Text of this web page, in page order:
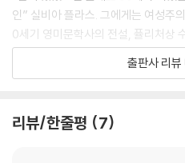
인” 실비아 플라스. 그에게는 여성주
0세기 영미문학사의 전설, 퓰리처상
다. 동시에 비극적인 사건과 스캔들
이야기는 “땅콩을 씹어대는 군중”(「
의 비극적인 삶을 떼어놓고는 설명이
출판사 리뷰
리뷰/한줄평 7